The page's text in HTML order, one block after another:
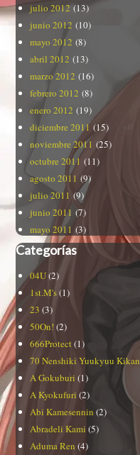
julio 2012 (13)
junio 2012 (10)
mayo 2012 (8)
abril 2012 (13)
marzo 2012 (16)
febrero 2012 (8)
enero 2012 (19)
diciembre 2011 (15)
noviembre 2011 (25)
octubre 2011 (11)
agosto 2011 (9)
julio 2011 (9)
junio 2011 (7)
mayo 2011 (3)
Categorías
04U(2)
1st.M's(1)
23 (3)
50On! (2)
666Protect(1)
70 Nenshiki Yuukyuu Kikan
A Gokuburi (1)
A Kyokufuri (2)
Abi Kamesennin (2)
Abradeli Kami (5)
Aduma Ren (4)